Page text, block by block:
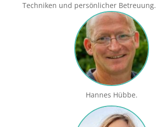
Techniken und persönlicher Betreuung.
Hannes Hübbe.